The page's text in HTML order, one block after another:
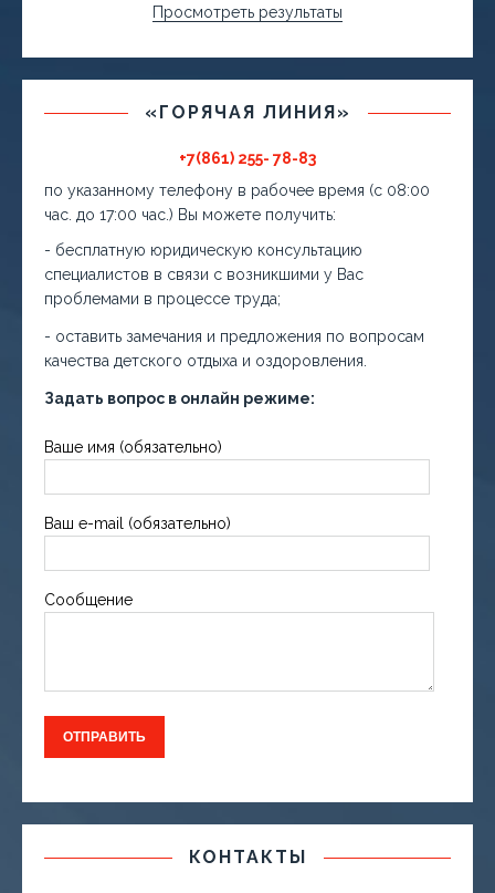
Просмотреть результаты
«ГОРЯЧАЯ ЛИНИЯ»
+7(861) 255- 78-83
по указанному телефону в рабочее время (с 08:00
час. до 17:00 час.) Вы можете получить:
- бесплатную юридическую консультацию
специалистов в связи с возникшими у Вас
проблемами в процессе труда;
- оставить замечания и предложения по вопросам
качества детского отдыха и оздоровления.
Задать вопрос в онлайн режиме:
Ваше имя (обязательно)
Ваш e-mail (обязательно)
Сообщение
КОНТАКТЫ